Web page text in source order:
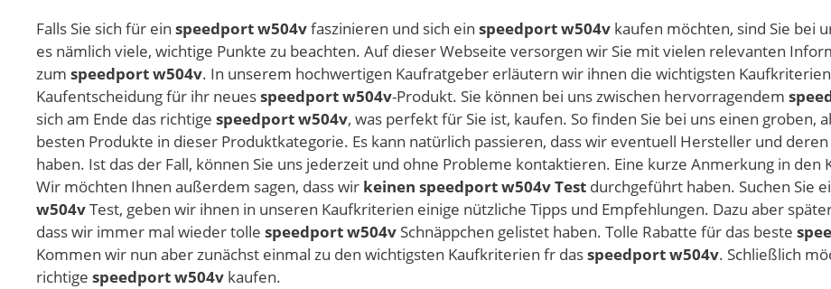
Falls Sie sich für ein speedport w504vfaszinieren und sich ein speedport w504v kaufen möchten, sind Sie bei
es nämlich viele, wichtige Punkte zu beachten. Auf dieser Webseite versorgen wir Sie mit vielen relevanten
zum speedport w504v. In unserem hochwertigen Kaufratgeber erläutern wir ihnen die wichtigsten
Kaufentscheidung für ihr neuesspeedport w504v-Produkt. Sie können bei uns zwischen hervorragendem
sich am Ende das richtige speedport w504v, was perfekt für Sie ist, kaufen. So finden Sie bei uns einen groben,
besten Produkte in dieser Produktkategorie. Es kann natürlich passieren, dass wir eventuell Hersteller und deren
haben. Ist das der Fall, können Sie uns jederzeit und ohne Probleme kontaktieren. Eine kurze Anmerkung in
Wir möchten Ihnen außerdem sagen, dass wir keinen speedport w504v Test durchgeführt haben. Suchen Sie
w504vTest, geben wir ihnen in unseren Kaufkriterien einige nützliche Tipps und Empfehlungen. Dazu aber
dass wir immer mal wieder tolle speedport w504v Schnäppchen gelistet haben. Tolle Rabatte für das beste
Kommen wir nun aber zunächst einmal zu den wichtigsten Kaufkriterien fr dasspeedport w504v. Schließlich
richtige speedport w504v kaufen.